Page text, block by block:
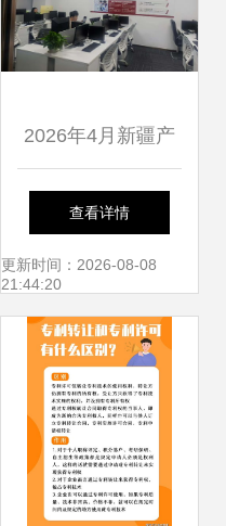
2026年4月新疆产
学研技术合同转让
高性价比服务商盘
点与企业管理策略
解析
查看详情
更新时间：2026-08-08
21:44:20